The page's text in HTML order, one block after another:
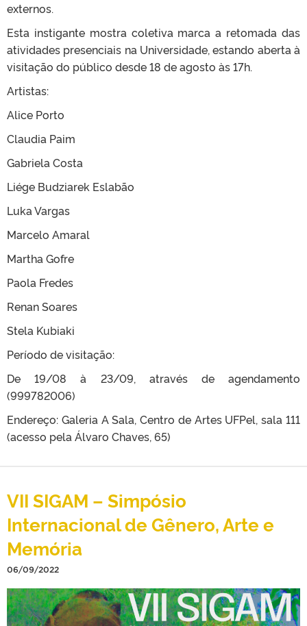
externos.
Esta instigante mostra coletiva marca a retomada das
atividades presenciais na Universidade, estando aberta à
visitação do público desde 18 de agosto às 17h.
Artistas:
Alice Porto
Claudia Paim
Gabriela Costa
Liége Budziarek Eslabão
Luka Vargas
Marcelo Amaral
Martha Gofre
Paola Fredes
Renan Soares
Stela Kubiaki
Período de visitação:
De 19/08 à 23/09, através de agendamento
(999782006)
Endereço: Galeria A Sala, Centro de Artes UFPel, sala 111
(acesso pela Álvaro Chaves, 65)
VII SIGAM – Simpósio
Internacional de Gênero, Arte e
Memória
06/09/2022